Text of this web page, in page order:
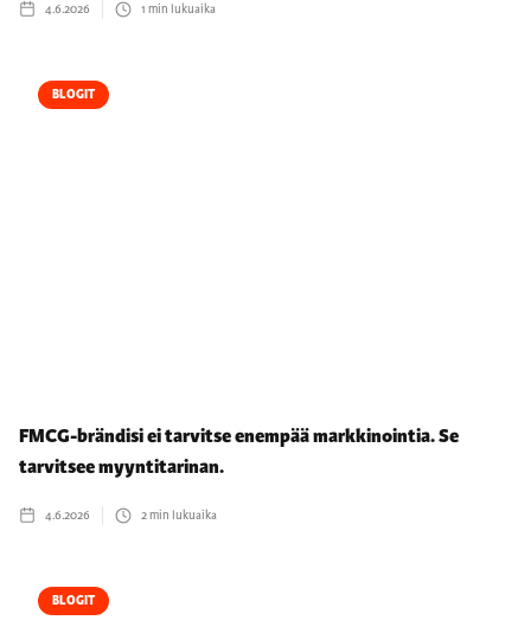
4.6.2026 1 min lukuaika
BLOGIT
FMCG-brändisi ei tarvitse enempää markkinointia. Se
tarvitsee myyntitarinan.
4.6.2026 2min lukuaika
BLOGIT